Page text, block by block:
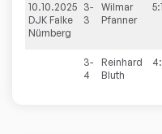
10.10.2025
DJK Falke
Nürnberg
3-
3
Wilmar
Pfanner
3-
4
Reinhard
Bluth